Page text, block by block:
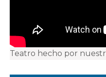
Teatro hecho por